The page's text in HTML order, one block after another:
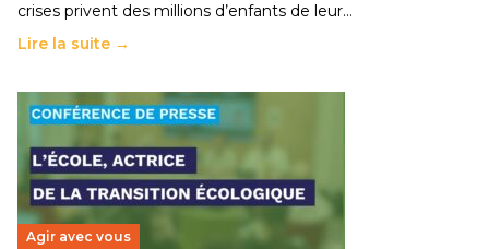
crises privent des millions d’enfants de leur…
Lire la suite →
Agir avec vous